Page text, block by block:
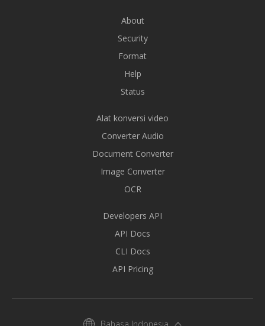
About
Security
Format
Help
Status
Alat konversi video
Converter Audio
Document Converter
Image Converter
OCR
Developers API
API Docs
CLI Docs
API Pricing